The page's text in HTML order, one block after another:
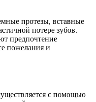
протезы, вставные
потере зубов.
предпочтение
пожелания и
с помощью